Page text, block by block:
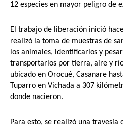
12 especies en mayor peligro de
El trabajo de liberación inició
realizó la toma de muestras de
los animales, identificarlos y
transportarlos por tierra, aire y
ubicado en Orocué, Casanare
Tuparro en Vichada a 307
donde nacieron.
Para esto, se realizó una travesía